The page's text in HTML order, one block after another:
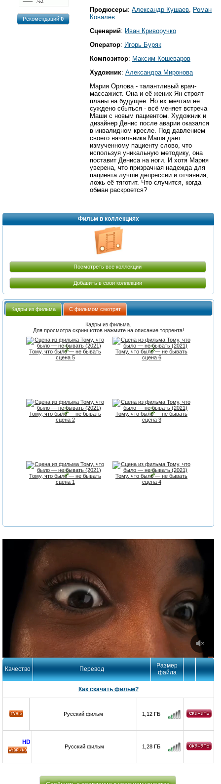
Рекомендаций0
Продюсеры: Александр Кушаев
Роман
Ковалёв
Сценарий: Иван Криворучко
Оператор: Игорь Буряк
Композитор: Максим Кошеваров
Художник: Александра Миронова
Мария Орлова - талантливый врач-
массажист. Она и её жених Ян строят
планы на будущее. Но их мечтам не
суждено сбыться - всё меняет встреча
Маши с новым пациентом. Художник и
дизайнер Денис после аварии оказался
в инвалидном кресле. Под давлением
своего начальника Маша дает
измученному пациенту слово, что
используя уникальную методику, она
поставит Дениса на ноги. И хотя Мария
уверена, что призрачная надежда для
пациента лучше депрессии и отчаяния,
ложь её тяготит. Что случится, когда
обман раскроется?
Фильм в коллекциях
Посмотреть все коллекции
Добавить в свои коллекции
Кадры из фильма С фильмом смотрят
Кадры из фильма.
Для просмотра скриншотов нажмите на описание торрента!
Качество Перевод
Размер
файла
Как скачать фильм?
Русский фильм 1,12 ГБ
HD
Русский фильм 1,28 ГБ